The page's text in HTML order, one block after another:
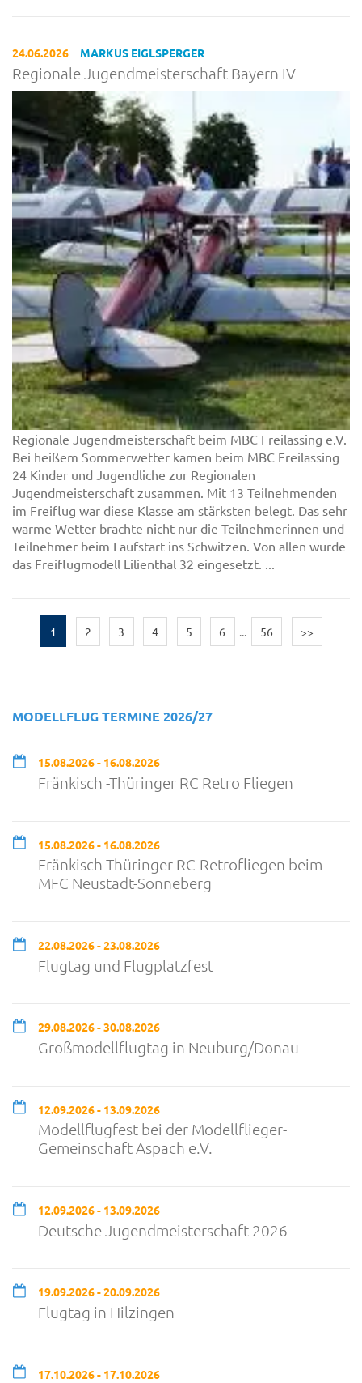
24.06.2026 MARKUS EIGLSPERGER
Regionale Jugendmeisterschaft Bayern IV
Regionale Jugendmeisterschaft beim MBC Freilassing e.V.
Bei heißem Sommerwetter kamen beim MBC Freilassing
24 Kinder und Jugendliche zur Regionalen
Jugendmeisterschaft zusammen. Mit 13 Teilnehmenden
im Freiflug war diese Klasse am stärksten belegt. Das sehr
warme Wetter brachte nicht nur die Teilnehmerinnen und
Teilnehmer beim Laufstart ins Schwitzen. Von allen wurde
das Freiflugmodell Lilienthal 32 eingesetzt. ...
1 2 3 4 5 6 ... 56 >>
MODELLFLUG TERMINE 2026/27
15.08.2026 - 16.08.2026
Fränkisch -Thüringer RC Retro Fliegen
15.08.2026 - 16.08.2026
Fränkisch-Thüringer RC-Retrofliegen beim
MFC Neustadt-Sonneberg
22.08.2026 - 23.08.2026
Flugtag und Flugplatzfest
29.08.2026 - 30.08.2026
Großmodellflugtag in Neuburg/Donau
12.09.2026 - 13.09.2026
Modellflugfest bei der Modellflieger-
Gemeinschaft Aspach e.V.
12.09.2026 - 13.09.2026
Deutsche Jugendmeisterschaft 2026
19.09.2026 - 20.09.2026
Flugtag in Hilzingen
17.10.2026 - 17.10.2026